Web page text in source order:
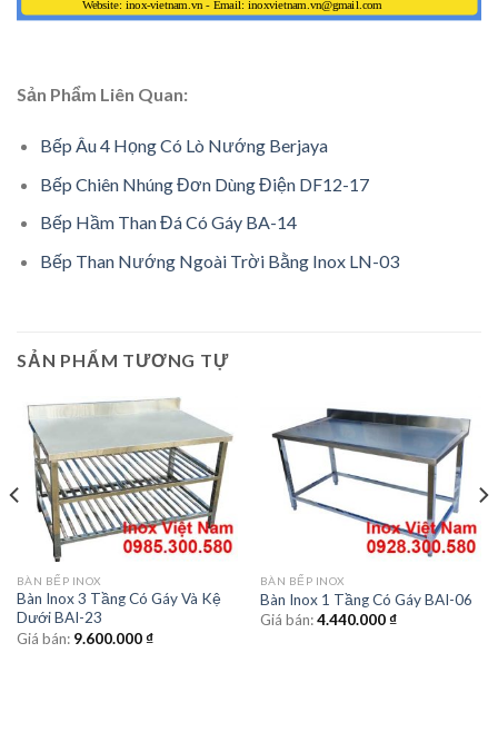
Sản Phẩm Liên Quan:
Bếp Âu 4 Họng Có Lò Nướng Berjaya
Bếp Chiên Nhúng Đơn Dùng Điện DF12-17
Bếp Hầm Than Đá Có Gáy BA-14
Bếp Than Nướng Ngoài Trời Bằng Inox LN-03
SẢN PHẨM TƯƠNG TỰ
BÀN BẾP INOX
Bàn Inox 3 Tầng Có Gáy Và Kệ
Dưới BAI-23
Giá bán: 9.600.000₫
BÀN BẾP INOX
Bàn Inox 1 Tầng Có Gáy BAI-06
Giá bán:4.440.000₫